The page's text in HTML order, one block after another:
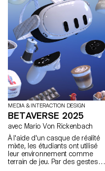
MEDIA & INTERACTION DESIGN
BETAVERSE 2025
avec Mario Von Rickenbach
À l'aide d'un casque de réalité
mixte, les étudiants ont utilisé
leur environnement comme
terrain de jeu. Par des gestes